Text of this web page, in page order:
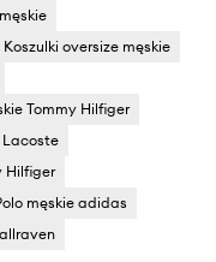
Koszulki oversize męskie
Tommy Hilfiger
Lacoste
Hilfiger
męskie adidas